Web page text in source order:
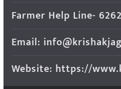
Farmer Help Line-
Email:
Website: https://